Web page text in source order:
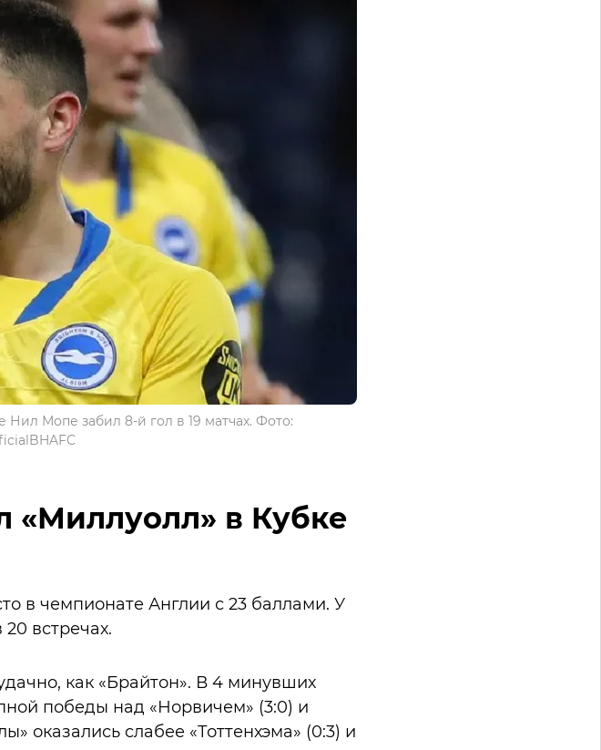
Мопе забил 8-й гол в 19 матчах. Фото:
«Миллуолл» в Кубке
в чемпионате Англии с 23 баллами. У
встречах.
как «Брайтон». В 4 минувших
победы над «Норвичем» (3:0) и
оказались слабее «Тоттенхэма» (0:3) и